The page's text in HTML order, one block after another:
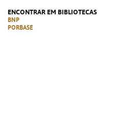
ENCONTRAR EM BIBLIOTECAS
BNP
PORBASE